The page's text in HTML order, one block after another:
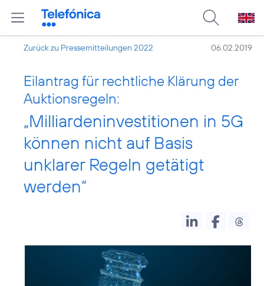
Zurück zu Pressemitteilungen 2022 06.02.2019
Eilantrag für rechtliche Klärung der
Auktionsregeln:
„Milliardeninvestitionen in 5G
können nicht auf Basis
unklarer Regeln getätigt
werden“